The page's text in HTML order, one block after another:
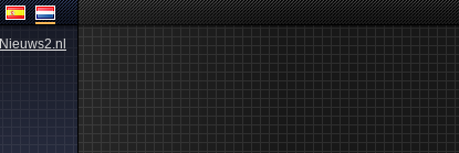
Nieuws2.nl